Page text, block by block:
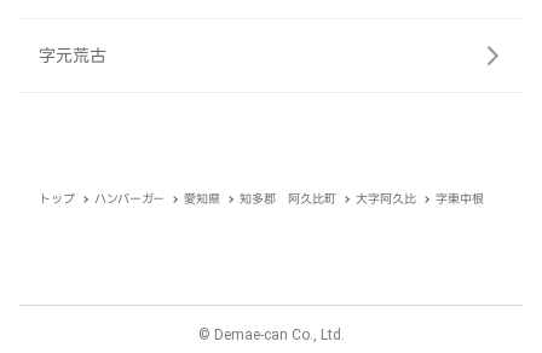
字元荒古
トップ ハンバーガー 愛知県 知多郡 阿久比町 大字阿久比 字東中根
© Demae-can Co., Ltd.